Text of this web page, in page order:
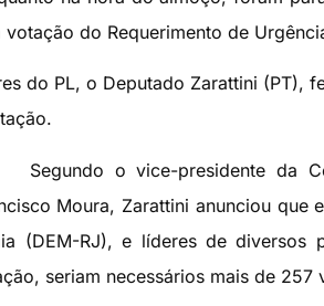
do Requerimento de
do PL, o Deputado Zarattini (PT),
Segundo o vice-presidente da
Moura, Zarattini anunciou que
(DEM-RJ), e líderes de
seriam necessários mais de 257